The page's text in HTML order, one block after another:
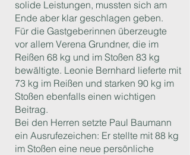
solide Leistungen, mussten sich am
Ende aber klar geschlagen geben.
Für die Gastgeberinnen überzeugte
vor allem Verena Grundner, die im
Reißen 68 kg und im Stoßen 83 kg
bewältigte. Leonie Bernhard lieferte mit
73 kg im Reißen und starken 90 kg im
Stoßen ebenfalls einen wichtigen
Beitrag.
Bei den Herren setzte Paul Baumann
ein Ausrufezeichen: Er stellte mit 88 kg
im Stoßen eine neue persönliche